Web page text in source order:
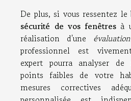
De plus, si vous ressentez le
sécurité de vos fenêtresà
réalisation d'une
professionnel est
expert pourra analyser
points faibles de votre
mesures correctives